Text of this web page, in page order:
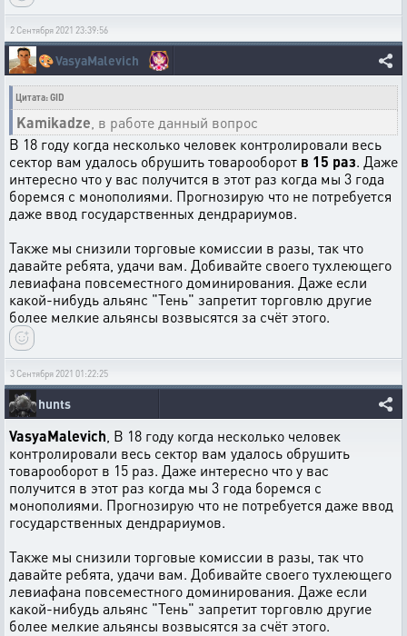
2 Сентября 2021 23:39:56
🎨VasyaMalevich
Цитата: GID
Kamikadze , в работе данный вопрос
В 18 году когда несколько человек контролировали весь
сектор вам удалось обрушить товарооборот в 15 раз. Даже
интересно что у вас получится в этот раз когда мы 3 года
боремся с монополиями. Прогнозирую что не потребуется
даже ввод государственных дендрариумов.
Также мы снизили торговые комиссии в разы, так что
давайте ребята, удачи вам. Добивайте своего тухлеющего
левиафана повсеместного доминирования. Даже если
какой-нибудь альянс "Тень" запретит торговлю другие
более мелкие альянсы возвысятся за счёт этого.
3 Сентября 2021 01:22:25
hunts
VasyaMalevich , В 18 году когда несколько человек
контролировали весь сектор вам удалось обрушить
товарооборот в 15 раз. Даже интересно что у вас
получится в этот раз когда мы 3 года боремся с
монополиями. Прогнозирую что не потребуется даже ввод
государственных дендрариумов.
Также мы снизили торговые комиссии в разы, так что
давайте ребята, удачи вам. Добивайте своего тухлеющего
левиафана повсеместного доминирования. Даже если
какой-нибудь альянс "Тень" запретит торговлю другие
более мелкие альянсы возвысятся за счёт этого.